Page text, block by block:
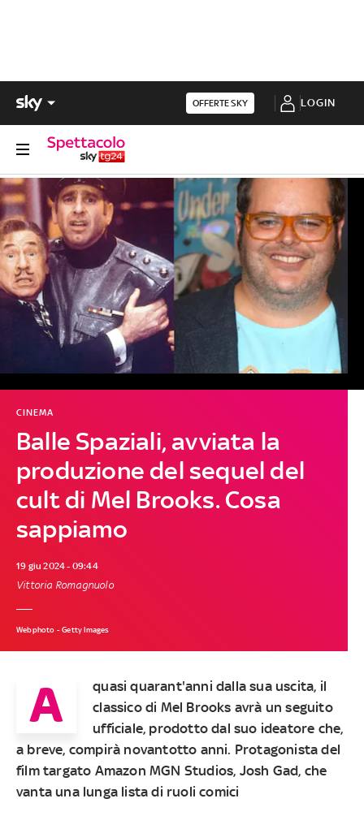
OFFERTE SKY LOGIN
Balle Spaziali, avviata la
produzione del sequel del
cult di Mel Brooks. Cosa
sappiamo
CINEMA
19 giu 2024 - 09:44
Vittoria Romagnuolo
Webphoto - Getty Images
A
quasi quarant'anni dalla sua uscita, il
classico di Mel Brooks avrà un seguito
ufficiale, prodotto dal suo ideatore che,
a breve, compirà novantotto anni. Protagonista del
film targato Amazon MGN Studios, Josh Gad, che
vanta una lunga lista di ruoli comici